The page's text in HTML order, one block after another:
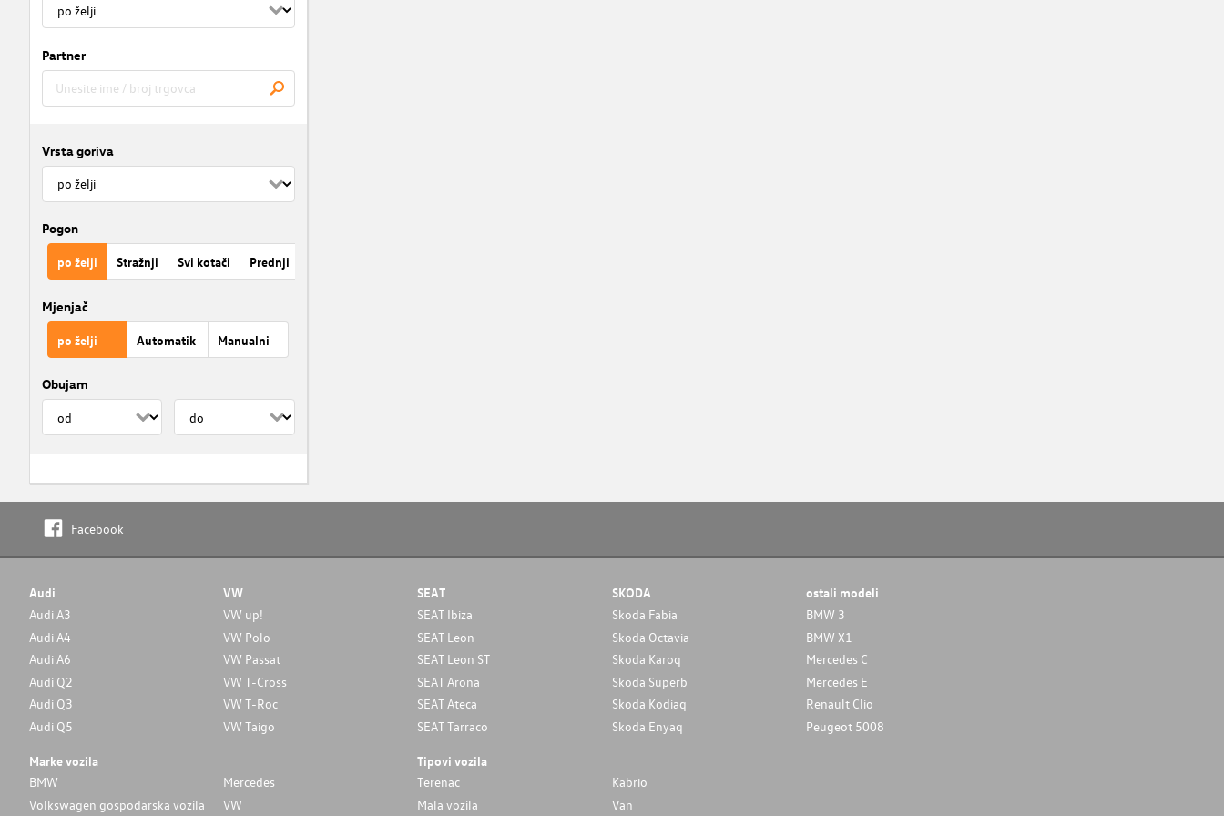
Partner
Vrsta goriva
Pogon
po želji Stražnji Svi kotači Prednji
Mjenjač
po želji Automatik Manualni
Obujam
Facebook
Audi
Audi A3
Audi A4
Audi A6
Audi Q2
Audi Q3
Audi Q5
VW
VW up!
VW Polo
VW Passat
VW T-Cross
VW T-Roc
VW Taigo
SEAT
SEAT Ibiza
SEAT Leon
SEAT Leon ST
SEAT Arona
SEAT Ateca
SEAT Tarraco
SKODA
Skoda Fabia
Skoda Octavia
Skoda Karoq
Skoda Superb
Skoda Kodiaq
Skoda Enyaq
ostali modeli
BMW 3
BMW X1
Mercedes C
Mercedes E
Renault Clio
Peugeot 5008
Marke vozila
BMW
Mercedes
Volkswagen gospodarska vozila
VW
Tipovi vozila
Terenac
Kabrio
Mala vozila
Van